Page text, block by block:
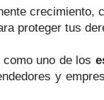
crecimiento,
proteger tus
uno de los
y